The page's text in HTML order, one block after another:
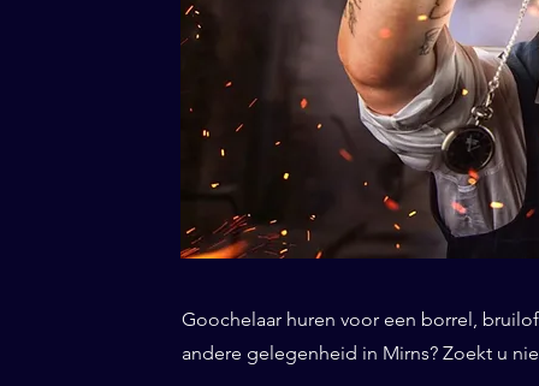
Goochelaar huren voor een borrel,
andere gelegenheid in Mirns? Zoekt u